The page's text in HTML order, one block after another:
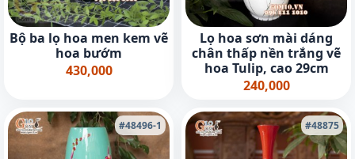
Bộ ba lọ hoa men kem vẽ
hoa bướm
430,000
Lọ hoa sơn mài dáng
chân thấp nền trắng vẽ
hoa Tulip, cao 29cm
240,000
#48496-1 #48875